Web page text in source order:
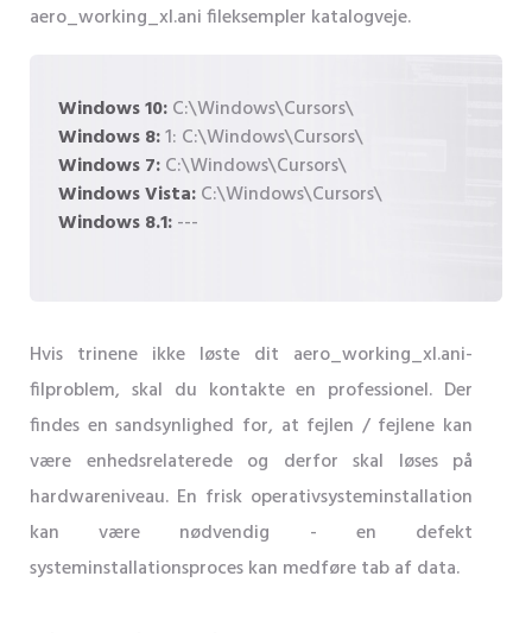
aero_working_xl.ani fileksempler katalogveje.
Windows 10:C:\Windows\Cursors\
Windows 8:1: C:\Windows\Cursors\
Windows 7:C:\Windows\Cursors\
Windows Vista:C:\Windows\Cursors\
Windows 8.1:---
Hvis trinene ikke løste dit aero_working_xl.ani-
filproblem, skal du kontakte en professionel. Der
findes en sandsynlighed for, at fejlen / fejlene kan
være enhedsrelaterede og derfor skal løses på
hardwareniveau. En frisk operativsysteminstallation
kan være nødvendig - en defekt
systeminstallationsproces kan medføre tab af data.